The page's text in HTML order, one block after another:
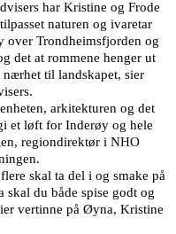
har Kristine og Frode
naturen og ivaretar
over Trondheimsfjorden og
det at rommene henger ut
til landskapet, sier
arkitekturen og det
et løft for Inderøy og hele
regiondirektør i NHO
skal ta del i og smake på
du både spise godt og
vertinne på Øyna, Kristine